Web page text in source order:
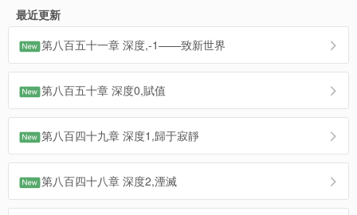
最近更新
第八百五十一章 深度,-1——致新世界
第八百五十章 深度0,賦值
第八百四十九章 深度1,歸于寂靜
第八百四十八章 深度2,湮滅